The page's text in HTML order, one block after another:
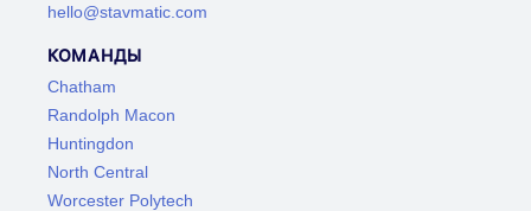
hello@stavmatic.com
КОМАНДЫ
Chatham
Randolph Macon
Huntingdon
North Central
Worcester Polytech